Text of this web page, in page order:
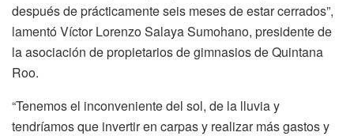
después de prácticamente seis meses de estar cerrados”,
lamentó Víctor Lorenzo Salaya Sumohano, presidente de
la asociación de propietarios de gimnasios de Quintana
Roo.
“Tenemos el inconveniente del sol, de la lluvia y
tendríamos que invertir en carpas y realizar más gastos y